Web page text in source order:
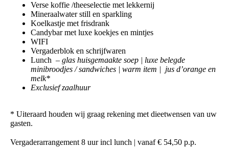
Verse koffie /theeselectie met lekkernij
Mineraalwater still en sparkling
Koelkastje met frisdrank
Candybar met luxe koekjes en mintjes
WIFI
Vergaderblok en schrijfwaren
Lunch – glas huisgemaakte soep | luxe belegde
minibroodjes / sandwiches | warm item | jus d’orange en
melk*
Exclusief zaalhuur
* Uiteraard houden wij graag rekening met dieetwensen van uw
gasten.
Vergaderarrangement 8 uur incl lunch | vanaf € 54,50 p.p.‍